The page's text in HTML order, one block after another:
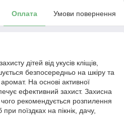
Оплата Умови повернення
дітей від укусів кліщів,
безпосередньо на шкіру та
На основі активної
ефективний захист. Захисна
рекомендується розпилення
поїздках на пікнік, дачу,